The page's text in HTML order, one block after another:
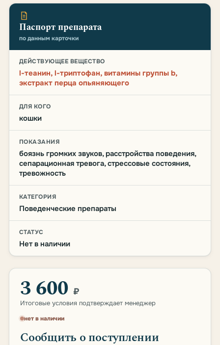
Паспорт препарата
по данным карточки
ДЕЙСТВУЮЩЕЕ ВЕЩЕСТВО
l-теанин, l-триптофан, витамины группы b,
экстракт перца опьяняющего
ДЛЯ КОГО
кошки
ПОКАЗАНИЯ
боязнь громких звуков, расстройства поведения,
сепарационная тревога, стрессовые состояния,
тревожность
КАТЕГОРИЯ
Поведенческие препараты
СТАТУС
Нет в наличии
3 600 ₽
Итоговые условия подтверждает менеджер
нет в наличии
Сообщить о поступлении